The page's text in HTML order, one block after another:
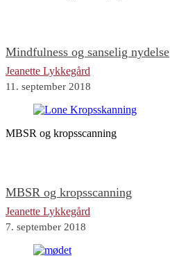
Mindfulness og sanselig nydelse
Jeanette Lykkegård
11. september 2018
MBSR og kropsscanning
MBSR og kropsscanning
Jeanette Lykkegård
7. september 2018